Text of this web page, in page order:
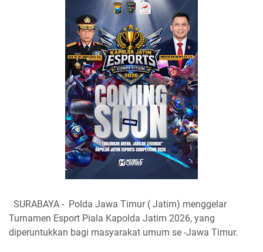
SURABAYA - Polda Jawa Timur ( Jatim) menggelar
Turnamen Esport Piala Kapolda Jatim 2026, yang
diperuntukkan bagi masyarakat umum se -Jawa Timur.